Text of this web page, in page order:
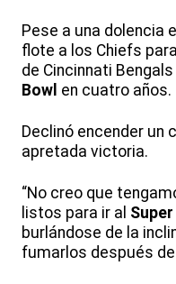
Pese a una dolencia
flote a los Chiefs
de Cincinnati
Bowl en cuatro años.
Declinó encender un
apretada victoria.
“No creo que
listos para ir al Super
burlándose de la
fumarlos después